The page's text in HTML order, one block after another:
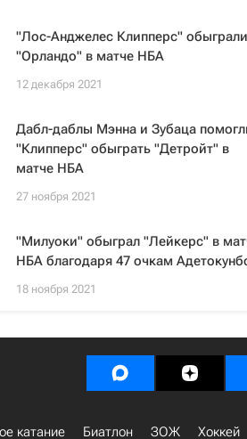
"Лос-Анджелес Клипперс" обыграли
"Орландо" в матче НБА
12 декабря 2021
Дабл-даблы Мэнна и Зубаца
"Клипперс" обыграть "Детройт" в
матче НБА
27 ноября 2021
"Милуоки" обыграл "Лейкерс" в
НБА благодаря 47 очкам
18 ноября 2021
катание Биатлон ЗОЖ Хоккей